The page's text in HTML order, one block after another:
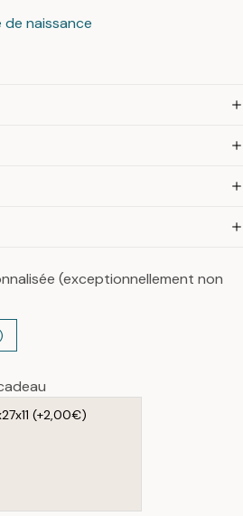
naissance
(exceptionnellement non
(+2,00€)